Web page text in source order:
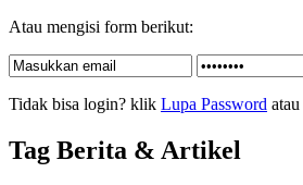
Atau mengisi form berikut:
Tidak bisa login? klik Lupa Password atau
Tag Berita & Artikel